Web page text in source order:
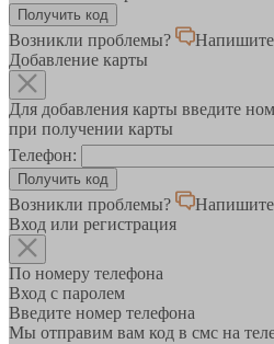
Возникли проблемы?
Добавление карты
Для добавления карты введите
при получении карты
Телефон:
Возникли проблемы?
Вход или регистрация
По номеру телефона
Вход с паролем
Введите номер телефона
Мы отправим вам код в смс на